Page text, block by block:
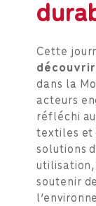
Cette
dans la
acteurs
réfléchi
textiles et
solutions
utilisation,
soutenir